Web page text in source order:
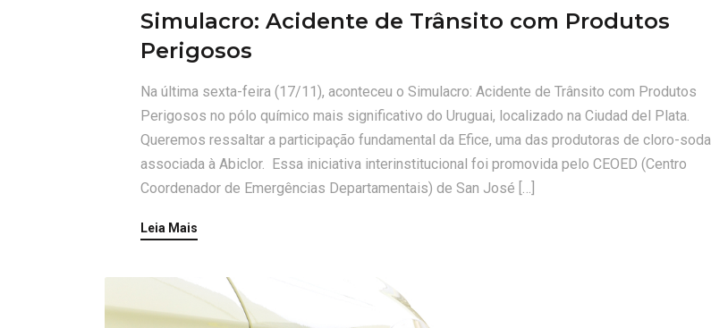
Simulacro: Acidente de Trânsito com Produtos
Perigosos
Na última sexta-feira (17/11), aconteceu o Simulacro: Acidente de Trânsito com Produtos
Perigosos no pólo químico mais significativo do Uruguai, localizado na Ciudad del Plata.
Queremos ressaltar a participação fundamental da Efice, uma das produtoras de cloro-soda
associada à Abiclor. Essa iniciativa interinstitucional foi promovida pelo CEOED (Centro
Coordenador de Emergências Departamentais) de San José […]
Leia Mais